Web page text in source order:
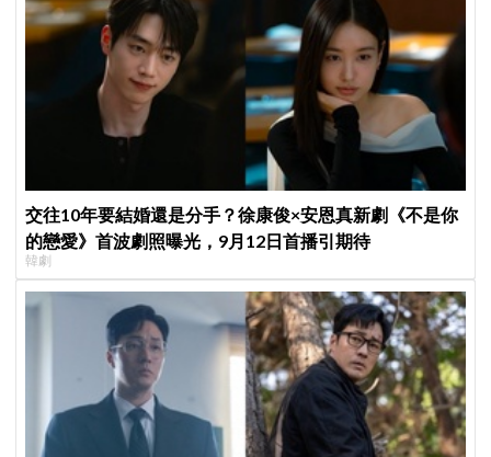
交往10年要結婚還是分手？徐康俊×安恩真新劇《不是你
的戀愛》首波劇照曝光，9月12日首播引期待
韓劇